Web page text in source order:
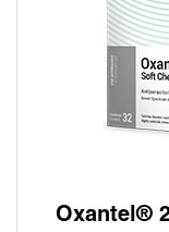
Oxantel®